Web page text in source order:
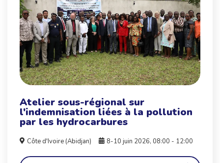
Atelier sous-régional sur
l'indemnisation liées à la pollution
par les hydrocarbures
Côte d'Ivoire (Abidjan) 8-10 juin 2026, 08:00 - 12:00